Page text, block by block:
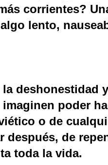
corrientes?
lento,
la deshonestidad
imaginen poder
o de
después, de
toda la vida.